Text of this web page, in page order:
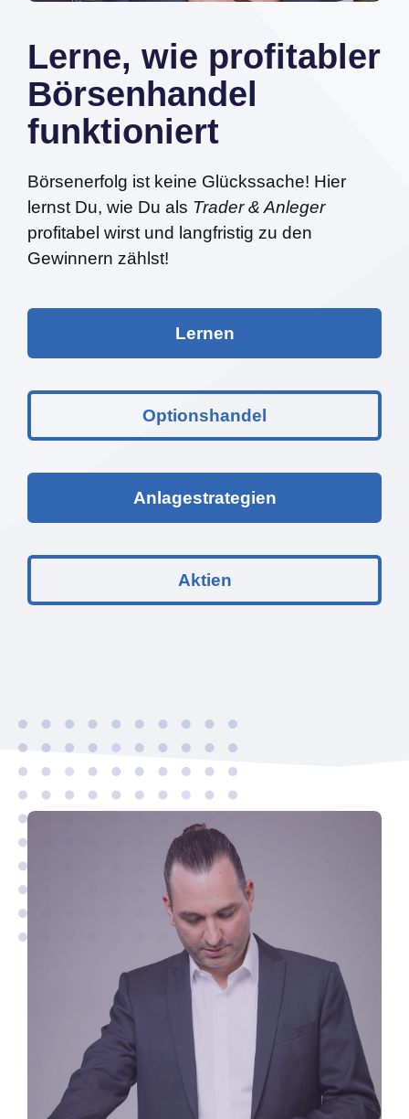
Lerne, wie profitabler
Börsenhandel
funktioniert
Börsenerfolg ist keine Glückssache! Hier
lernst Du, wie Du als Trader & Anleger
profitabel wirst und langfristig zu den
Gewinnern zählst!
Lernen
Optionshandel
Anlagestrategien
Aktien